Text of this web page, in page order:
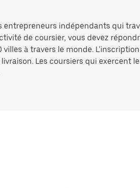
entrepreneurs indépendants qui
de coursier, vous devez
à travers le monde.
Les coursiers qui